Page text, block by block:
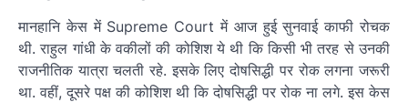
मानहानि केस में Supreme Court में आज हुई सुनवाई काफी रोचक
थी. राहुल गांधी के वकीलों की कोशिश ये थी कि किसी भी तरह से उनकी
राजनीतिक यात्रा चलती रहे. इसके लिए दोषसिद्धी पर रोक लगना जरूरी
था. वहीं, दूसरे पक्ष की कोशिश थी कि दोषसिद्धी पर रोक ना लगे. इस केस